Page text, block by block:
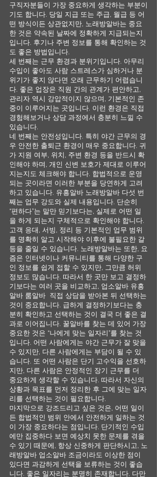
구직자분들이 가장 중요하게 생각하는 부분이
기도 합니다. 당일 지급 또는 주급, 월급 등 어
떤 방식이든 상관없지만, 노래방알바는 중요
한 것은 약속된 날짜에 정확하게 지급되는지
입니다. 후기나 주변 정보를 통해 확인하는 것
도 좋은 방법입니다.
세 번째는 근무 환경과 분위기입니다. 아무리
수입이 좋아도 사람 스트레스가 심하거나 분
위기가 좋지 않다면 오래 근무하기 어렵습니
다. 좋은 업장은 직원 간의 관계가 편안하고,
관리자 역시 강압적이지 않으며, 기본적인 존
중이 이루어지는 곳입니다. 이런 환경은 직접
경험해보거나 상담 과정에서 충분히 느낄 수
있습니다.
네 번째는 안전성입니다. 특히 야간 근무의 경
우 안전한 출퇴근 환경이 매우 중요합니다. 귀
가 지원 여부, 위치, 주변 환경 등을 반드시 확
인해야 하며, 개인 신변 보호가 제대로 이루어
지는지도 체크해야 합니다. 합법적으로 운영
되는 곳이라면 이러한 부분을 당연하게 고려
하고 있습니다. 유흥알바 노래방알바 다섯 번
째는 업무 강도와 실제 내용입니다. 단순히
“편하다”는 말만 믿기보다는, 실제로 어떤 일
을 하게 되는지 구체적으로 확인해야 합니다.
고객 응대, 서빙, 정리 등 기본적인 업무 범위
를 명확히 알고 시작해야 이후에 불필요한 갈
등을 줄일 수 있습니다. 노래방알바는 또한, 요
즘은 인터넷이나 커뮤니티를 통해 다양한 구
인 정보를 쉽게 접할 수 있지만, 그만큼 허위
정보도 많습니다. 따라서 한 곳만 보고 결정하
기보다는 여러 곳을 비교하고, 업소알바 유흥
알바 룸알바 직접 상담을 받아본 뒤 선택하는
것이 중요합니다. 급하게 결정하기보다는 충
분히 확인하고 선택하는 것이 결국 더 좋은 결
과로 이어집니다. 꿀알바를 찾는 데 있어 가장
중요한 것은 “나에게 맞는 일자리”를 찾는 것
입니다. 어떤 사람에게는 야간 근무가 잘 맞을
수 있지만, 다른 사람에게는 부담이 될 수 있
습니다. 또 어떤 사람은 단기 고수익을 선호하
지만, 다른 사람은 안정적인 장기 근무를 더
중요하게 생각할 수 있습니다. 따라서 자신의
상황과 목표를 먼저 정리한 후 그에 맞는 일자
리를 선택하는 것이 필요합니다.
마지막으로 강조드리고 싶은 것은, 어떤 일이
든 합법적인 범위 안에서 안전하게 일하는 것
이 가장 중요하다는 점입니다. 단기적인 수입
에만 집중하다 보면 예상치 못한 문제를 겪을
수 있기 때문에, 항상 신중하게 판단하시고, 노
래방알바 업소알바 조금이라도 이상한 점이
있다면 과감하게 선택을 보류하는 것이 좋습
니다. 좋은 일자리는 분명히 존재합니다. 다만